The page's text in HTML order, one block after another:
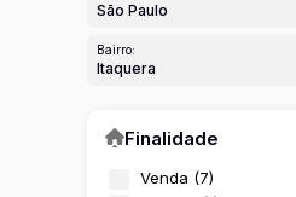
São Paulo
Bairro:
Itaquera
Finalidade
Venda (7)